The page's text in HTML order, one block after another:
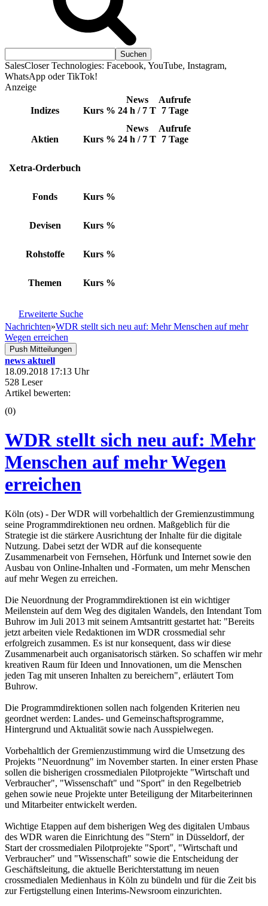
SalesCloser Technologies: Facebook, YouTube, Instagram,
WhatsApp oder TikTok!
Anzeige
Indizes Kurs %
News
24 h / 7 T
Aufrufe
7 Tage
Aktien Kurs %
News
24 h / 7 T
Aufrufe
7 Tage
Xetra-Orderbuch
Fonds Kurs %
Devisen Kurs %
Rohstoffe Kurs %
Themen Kurs %
Erweiterte Suche
Nachrichten»WDR stellt sich neu auf: Mehr Menschen auf mehr
Wegen erreichen
Push Mitteilungen
news aktuell
18.09.2018 17:13 Uhr
528 Leser
Artikel bewerten:
(0)
WDR stellt sich neu auf: Mehr
Menschen auf mehr Wegen
erreichen
Köln (ots) - Der WDR will vorbehaltlich der Gremienzustimmung
seine Programmdirektionen neu ordnen. Maßgeblich für die
Strategie ist die stärkere Ausrichtung der Inhalte für die digitale
Nutzung. Dabei setzt der WDR auf die konsequente
Zusammenarbeit von Fernsehen, Hörfunk und Internet sowie den
Ausbau von Online-Inhalten und -Formaten, um mehr Menschen
auf mehr Wegen zu erreichen.
Die Neuordnung der Programmdirektionen ist ein wichtiger
Meilenstein auf dem Weg des digitalen Wandels, den Intendant Tom
Buhrow im Juli 2013 mit seinem Amtsantritt gestartet hat: "Bereits
jetzt arbeiten viele Redaktionen im WDR crossmedial sehr
erfolgreich zusammen. Es ist nur konsequent, dass wir diese
Zusammenarbeit auch organisatorisch stärken. So schaffen wir mehr
kreativen Raum für Ideen und Innovationen, um die Menschen
jeden Tag mit unseren Inhalten zu bereichern", erläutert Tom
Buhrow.
Die Programmdirektionen sollen nach folgenden Kriterien neu
geordnet werden: Landes- und Gemeinschaftsprogramme,
Hintergrund und Aktualität sowie nach Ausspielwegen.
Vorbehaltlich der Gremienzustimmung wird die Umsetzung des
Projekts "Neuordnung" im November starten. In einer ersten Phase
sollen die bisherigen crossmedialen Pilotprojekte "Wirtschaft und
Verbraucher", "Wissenschaft" und "Sport" in den Regelbetrieb
gehen sowie neue Projekte unter Beteiligung der Mitarbeiterinnen
und Mitarbeiter entwickelt werden.
Wichtige Etappen auf dem bisherigen Weg des digitalen Umbaus
des WDR waren die Einrichtung des "Stern" in Düsseldorf, der
Start der crossmedialen Pilotprojekte "Sport", "Wirtschaft und
Verbraucher" und "Wissenschaft" sowie die Entscheidung der
Geschäftsleitung, die aktuelle Berichterstattung im neuen
crossmedialen Medienhaus in Köln zu bündeln und für die Zeit bis
zur Fertigstellung einen Interims-Newsroom einzurichten.